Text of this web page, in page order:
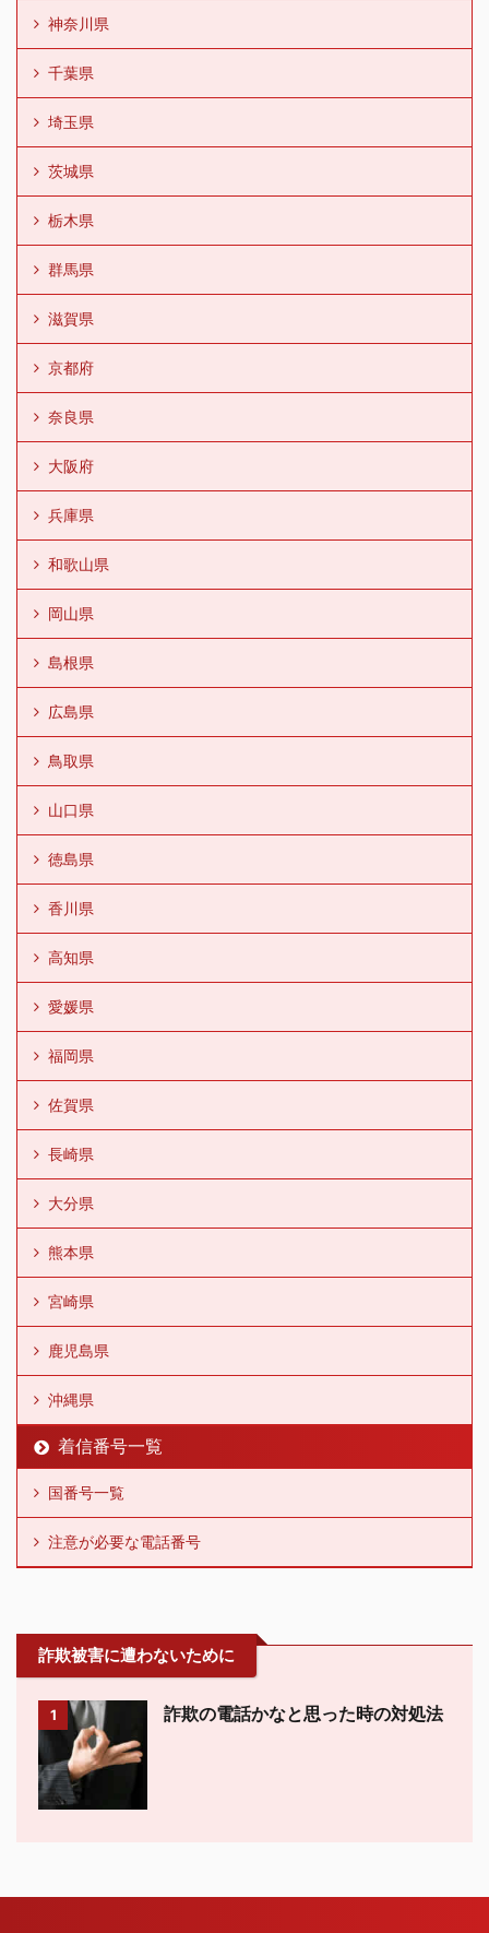
神奈川県
千葉県
埼玉県
茨城県
栃木県
群馬県
滋賀県
京都府
奈良県
大阪府
兵庫県
和歌山県
岡山県
島根県
広島県
鳥取県
山口県
徳島県
香川県
高知県
愛媛県
福岡県
佐賀県
長崎県
大分県
熊本県
宮崎県
鹿児島県
沖縄県
着信番号一覧
国番号一覧
注意が必要な電話番号
詐欺被害に遭わないために
1 詐欺の電話かなと思った時の対処法